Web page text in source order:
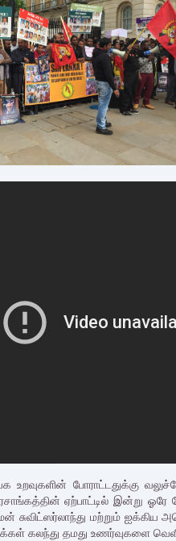
உறவுகளின் போராட்டதுக்கு
ஏற்பாட்டில் இன்று ஓரே
சுவிட்ஸர்லாந்து மற்றும் ஐக்கிய
கலந்து தமது உணர்வுகளை